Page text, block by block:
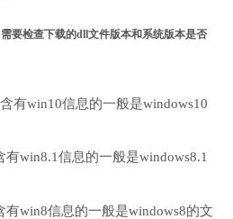
要检查下载的dll文件版本和系统版本是否
有win10信息的一般是windows10
有win8.1信息的一般是windows8.1
有win8信息的一般是windows8的文